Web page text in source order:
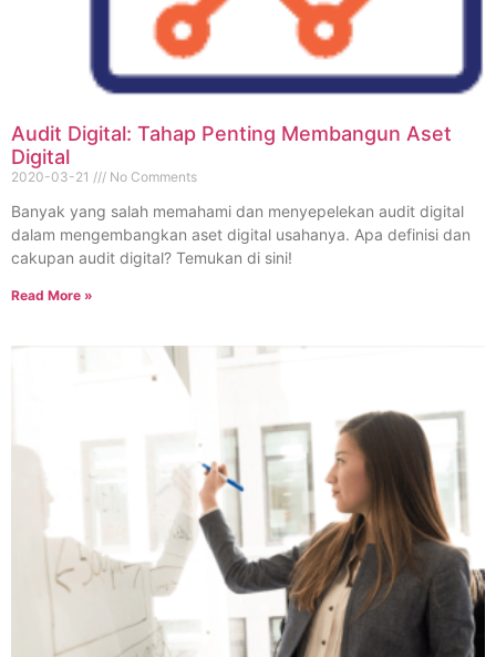
Audit Digital: Tahap Penting Membangun Aset
Digital
2020-03-21 No Comments
Banyak yang salah memahami dan menyepelekan audit digital
dalam mengembangkan aset digital usahanya. Apa definisi dan
cakupan audit digital? Temukan di sini!
Read More »